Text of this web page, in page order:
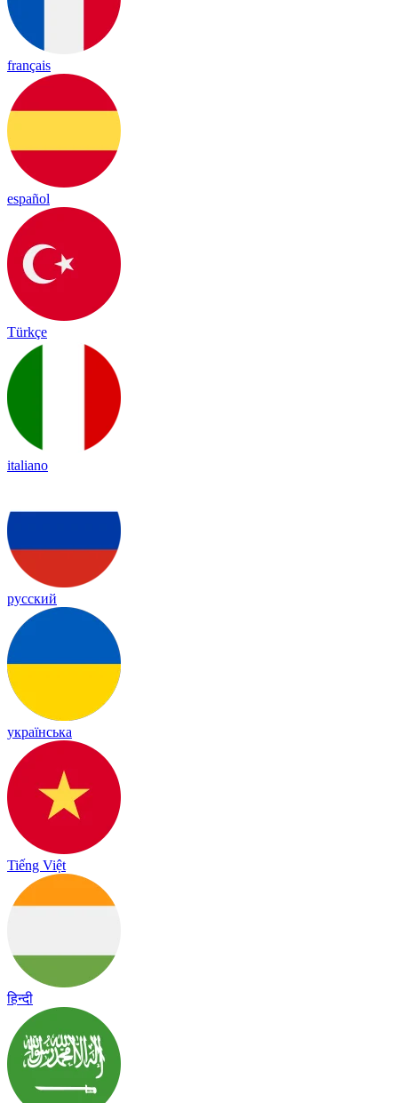
français
español
Türkçe
italiano
русский
українська
Tiếng Việt
हिन्दी